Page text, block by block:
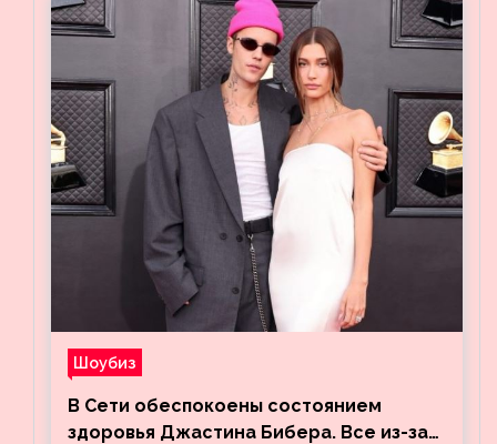
Шоубиз
В Сети обеспокоены состоянием
здоровья Джастина Бибера. Все из-за